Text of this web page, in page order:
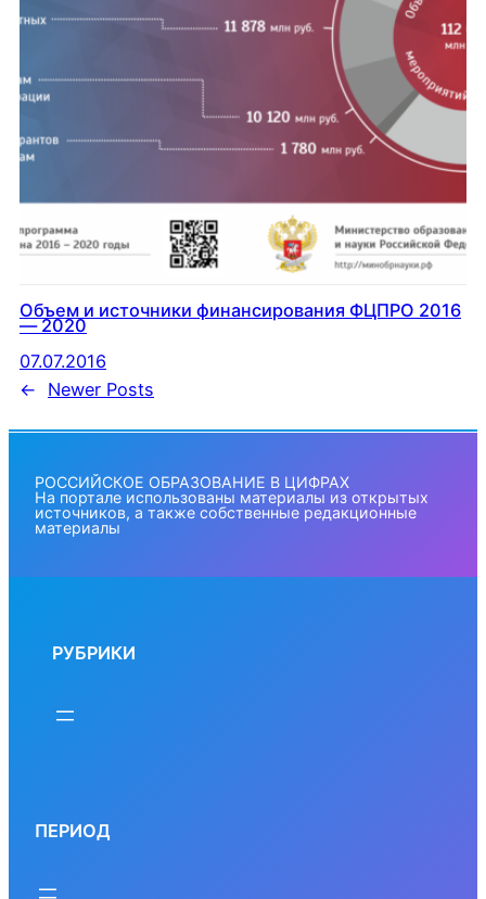
Объем и источники финансирования ФЦПРО 2016
— 2020
07.07.2016
←
Newer Posts
РОССИЙСКОЕ ОБРАЗОВАНИЕ В ЦИФРАХ
На портале использованы материалы из открытых
источников, а также собственные редакционные
материалы
РУБРИКИ
ПЕРИОД